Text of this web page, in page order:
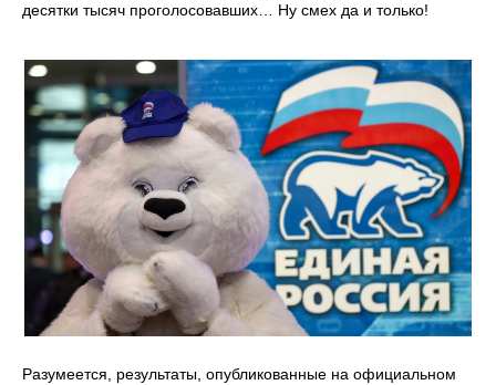
десятки тысяч проголосовавших… Ну смех да и только!
Разумеется, результаты, опубликованные на официальном